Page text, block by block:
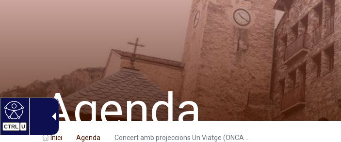
CTRL U Agenda
Inici Agenda Concert amb projeccions Un Viatge (ONCA ...